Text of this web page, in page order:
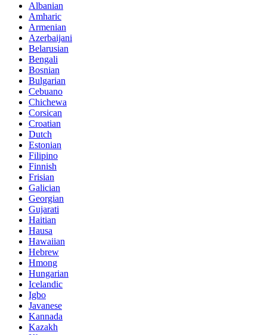
Albanian
Amharic
Armenian
Azerbaijani
Belarusian
Bengali
Bosnian
Bulgarian
Cebuano
Chichewa
Corsican
Croatian
Dutch
Estonian
Filipino
Finnish
Frisian
Galician
Georgian
Gujarati
Haitian
Hausa
Hawaiian
Hebrew
Hmong
Hungarian
Icelandic
Igbo
Javanese
Kannada
Kazakh